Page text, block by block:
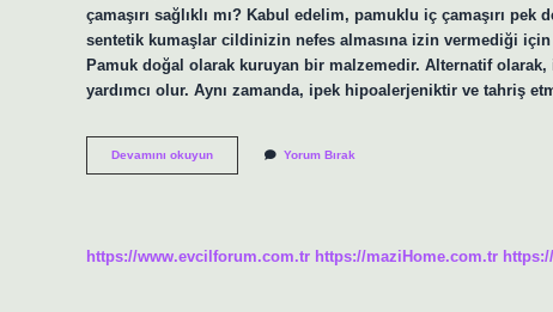
çamaşırı sağlıklı mı? Kabul edelim, pamuklu iç çamaşırı
sentetik kumaşlar cildinizin nefes almasına izin vermediği
Pamuk doğal olarak kuruyan bir malzemedir. Alternatif
yardımcı olur. Aynı zamanda, ipek hipoalerjeniktir ve tahriş
Devamını okuyunİPek
Sağlıklı
Yorum Bırak
https://www.evcilforum.com.tr https://maziHome.com.tr